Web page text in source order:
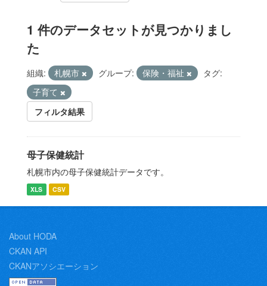
1 件のデータセットが見つかりまし
た
組織: 札幌市 グループ: 保険・福祉
タグ:
子育て
フィルタ結果
母子保健統計
札幌市内の母子保健統計データです。
XLS CSV
About HODA
CKAN API
CKANアソシエーション